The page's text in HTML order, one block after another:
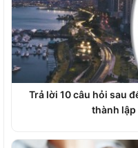
Trả lời 10 câu hỏi sau
thành